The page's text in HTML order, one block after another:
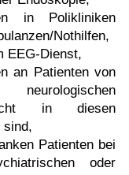
in Polikliniken
Nothilfen,
EEG-Dienst,
an Patienten von
in diesen
sind,
Patienten bei
oder